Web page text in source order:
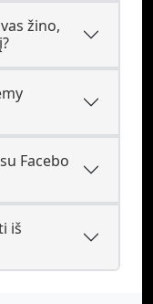
žino,
Facebo
iš